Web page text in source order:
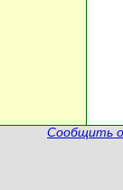
Сообщить о